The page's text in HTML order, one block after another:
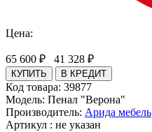
Цена:
65 600 ₽ 41 328 ₽
Код товара: 39877
Модель: Пенал "Верона"
Производитель: Арида мебель
Артикул : не указан